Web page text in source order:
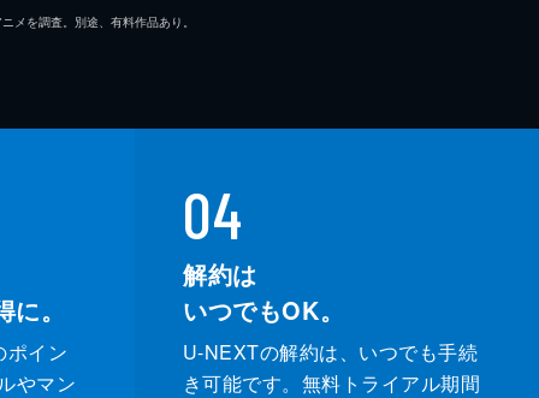
を調査。別途、有料作品あり。
。
ポイン
やマン
04
解約は
いつでもOK。
U-NEXTの解約は、いつでも手続
き可能です。無料トライアル期間